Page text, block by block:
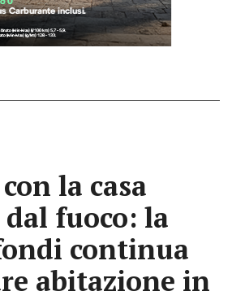
la casa
fuoco: la
continua
abitazione in